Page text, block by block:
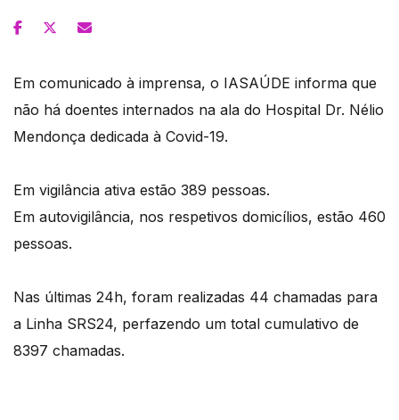
Em comunicado à imprensa, o IASAÚDE informa que
não há doentes internados na ala do Hospital Dr. Nélio
Mendonça dedicada à Covid-19.
Em vigilância ativa estão 389 pessoas.
Em autovigilância, nos respetivos domicílios, estão 460
pessoas.
Nas últimas 24h, foram realizadas 44 chamadas para
a Linha SRS24, perfazendo um total cumulativo de
8397 chamadas.